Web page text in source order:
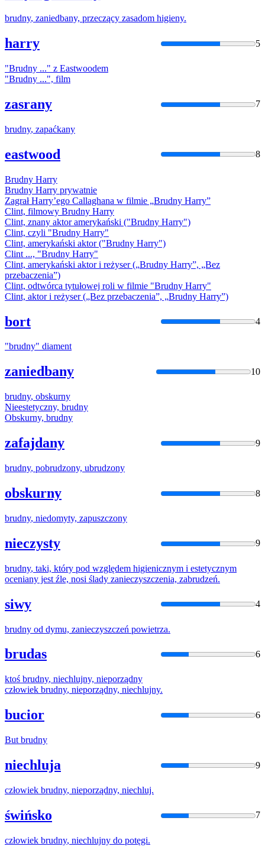
brudny, zaniedbany, przeczący zasadom higieny.
harry 5
"Brudny ..." z Eastwoodem
"Brudny ...", film
zasrany 7
brudny, zapaćkany
eastwood 8
Brudny Harry
Brudny Harry prywatnie
Zagrał Harry’ego Callaghana w filmie „Brudny Harry”
Clint, filmowy Brudny Harry
Clint, znany aktor amerykański ("Brudny Harry")
Clint, czyli "Brudny Harry"
Clint, amerykański aktor ("Brudny Harry")
Clint ..., "Brudny Harry"
Clint, amerykański aktor i reżyser („Brudny Harry”, „Bez
przebaczenia”)
Clint, odtwórca tytułowej roli w filmie "Brudny Harry"
Clint, aktor i reżyser („Bez przebaczenia”, „Brudny Harry”)
bort 4
"brudny" diament
zaniedbany 10
brudny, obskurny
Nieestetyczny, brudny
Obskurny, brudny
zafajdany 9
brudny, pobrudzony, ubrudzony
obskurny 8
brudny, niedomyty, zapuszczony
nieczysty 9
brudny, taki, który pod względem higienicznym i estetycznym
oceniany jest źle, nosi ślady zanieczyszczenia, zabrudzeń.
siwy 4
brudny od dymu, zanieczyszczeń powietrza.
brudas 6
ktoś brudny, niechlujny, nieporządny
człowiek brudny, nieporządny, niechlujny.
bucior 6
But brudny
niechluja 9
człowiek brudny, nieporządny, niechluj.
świńsko 7
człowiek brudny, niechlujny do potęgi.